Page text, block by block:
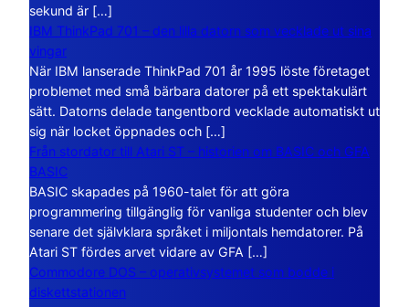
sekund är […]
IBM ThinkPad 701 – den lilla datorn som vecklade ut sina
vingar
När IBM lanserade ThinkPad 701 år 1995 löste företaget
problemet med små bärbara datorer på ett spektakulärt
sätt. Datorns delade tangentbord vecklade automatiskt ut
sig när locket öppnades och […]
Från stordator till Atari ST – historien om BASIC och GFA
BASIC
BASIC skapades på 1960-talet för att göra
programmering tillgänglig för vanliga studenter och blev
senare det självklara språket i miljontals hemdatorer. På
Atari ST fördes arvet vidare av GFA […]
Commodore DOS – operativsystemet som bodde i
diskettstationen